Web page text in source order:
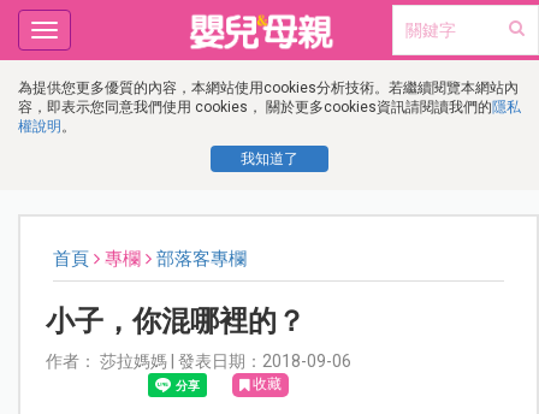
為提供您更多優質的內容，本網站使用cookies分析技術。若繼續閱覽本網站內
容，即表示您同意我們使用 cookies， 關於更多cookies資訊請閱讀我們的隱私
權說明 。
我知道了
Toggle
navigation
首頁 專欄 部落客專欄
小子，你混哪裡的？
作者： 莎拉媽媽 | 發表日期：2018-09-06
收藏